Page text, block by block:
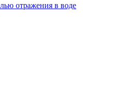
отражения в воде